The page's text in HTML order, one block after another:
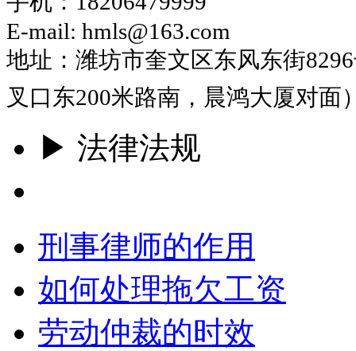
E-mail: hmls@163.com
地址：潍坊市奎文区东风东街
叉口东200米路南，晨鸿大厦对面
▶ 法律法规
刑事律师的作用
如何处理拖欠工资
劳动仲裁的时效